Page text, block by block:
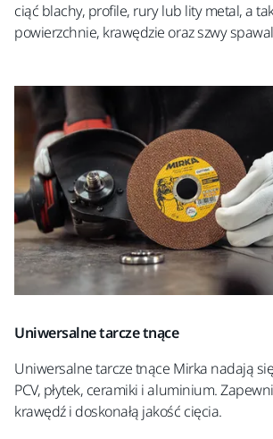
ciąć blachy, profile, rury lub lity metal, a
powierzchnie, krawędzie oraz szwy
Uniwersalne tarcze tnące
Uniwersalne tarcze tnące Mirka nadają
PCV, płytek, ceramiki i aluminium.
krawędź i doskonałą jakość cięcia.